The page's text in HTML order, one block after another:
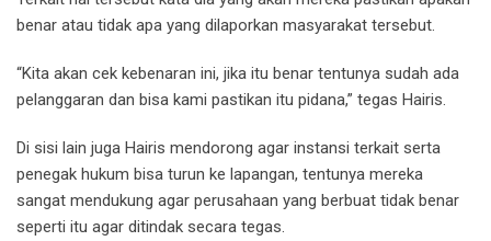
benar atau tidak apa yang dilaporkan masyarakat tersebut.
“Kita akan cek kebenaran ini, jika itu benar tentunya sudah ada
pelanggaran dan bisa kami pastikan itu pidana,” tegas Hairis.
Di sisi lain juga Hairis mendorong agar instansi terkait serta
penegak hukum bisa turun ke lapangan, tentunya mereka
sangat mendukung agar perusahaan yang berbuat tidak benar
seperti itu agar ditindak secara tegas.